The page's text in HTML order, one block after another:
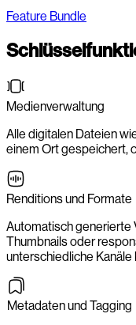
Feature Bundle
Medienverwaltung
Alle digitalen Dateien
einem Ort gespeichert,
Renditions und Formate
Automatisch generierte
Thumbnails oder
unterschiedliche Kanäle
Metadaten und Tagging